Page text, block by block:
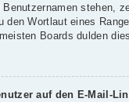
stehen,
den Wortlaut eines
Boards dulden
auf den E-Mail-